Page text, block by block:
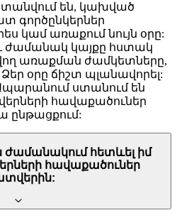
են, կախված
գործընկերներ
կամ առաքում նույն օրը:
ժամանակ կայքը հստակ
առաքման ժամկետները,
օրը ճիշտ պլանավորել:
ստանում են
հավաքածուներ
ընթացքում:
ժամանակում հետևել իմ
հավաքածուներ